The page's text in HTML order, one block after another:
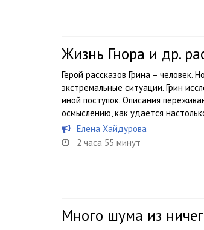
Жизнь Гнора и др.
Герой рассказов Грина – человек.
экстремальные ситуации. Грин
иной поступок. Описания
осмыслению, как удается
Елена Хайдурова
2 часа 55 минут
Много шума из